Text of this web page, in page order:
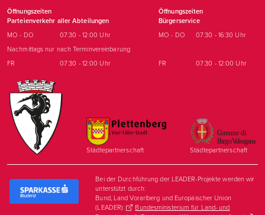
Öffnungszeiten
Parteienverkehr aller Abteilungen
Öffnungszeiten
Bürgerservice
MO - DO
07:30 - 12:00 Uhr MO - DO
07:30 - 16:30 Uhr
Nachmittags nur nach Terminvereinbarung
FR
07:30 - 12:00 Uhr FR 07:30 - 12:00 Uhr
Städtepartnerschaft Städtepartnerschaft
Bei der Durchführung der LEADER-Projekte werden wir
unterstützt durch:
Bund, Land Vorarlberg und Europäischer Union
(LEADER):
Bundesministerium für Land- und